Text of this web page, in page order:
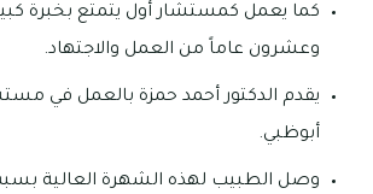
كما يعمل كمستشار أول يتمتع بخبرة
وعشرون عاماً من العمل والاجتهاد.
يقدم الدكتور أحمد حمزة بالعمل في
أبوظبي.
وصل الطبيب لهذه الشهرة العالية